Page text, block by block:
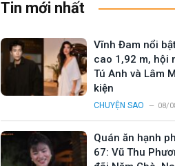
Tin mới nhất
Vĩnh Đam nổi
cao 1,92 m, hội
Tú Anh và Lâm
kiện
CHUYỆN SAO 08/
Quán ăn hạnh
67: Vũ Thu